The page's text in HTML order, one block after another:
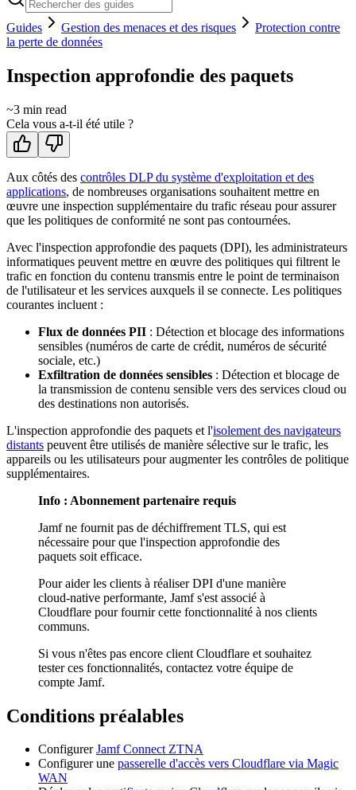
Guides Gestion des menaces et des risques
Protection contre
la perte de données
Inspection approfondie des paquets
~3 min read
Cela vous a-t-il été utile ?
Aux côtés des contrôles DLP du système d'exploitation et des
applications, de nombreuses organisations souhaitent mettre en
œuvre une inspection supplémentaire du trafic réseau pour assurer
que les politiques de conformité ne sont pas contournées.
Avec l'inspection approfondie des paquets (DPI), les administrateurs
informatiques peuvent mettre en œuvre des politiques qui filtrent le
trafic en fonction du contenu transmis entre le point de terminaison
de l'utilisateur et les services auxquels il se connecte. Les politiques
courantes incluent :
Flux de données PII : Détection et blocage des informations
sensibles (numéros de carte de crédit, numéros de sécurité
sociale, etc.)
Exfiltration de données sensibles : Détection et blocage de
la transmission de contenu sensible vers des services cloud ou
des destinations non autorisés.
L'inspection approfondie des paquets et l'isolement des navigateurs
distants peuvent être utilisés de manière sélective sur le trafic, les
appareils ou les utilisateurs pour augmenter les contrôles de politique
supplémentaires.
Info : Abonnement partenaire requis
Jamf ne fournit pas de déchiffrement TLS, qui est
nécessaire pour que l'inspection approfondie des
paquets soit efficace.
Pour aider les clients à réaliser DPI d'une manière
cloud-native performante, Jamf s'est associé à
Cloudflare pour fournir cette fonctionnalité à nos clients
communs.
Si vous n'êtes pas encore client Cloudflare et souhaitez
tester ces fonctionnalités, contactez votre équipe de
compte Jamf.
Conditions préalables
ConfigurerJamf Connect ZTNA
Configurer une passerelle d'accès vers Cloudflare via Magic
WAN